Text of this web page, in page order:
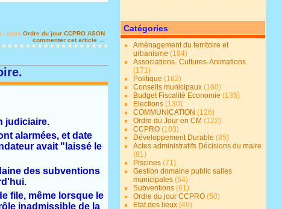
- dansOrdre du jour CCPRO ASON
commenter cet article
judiciaire.
alarmées, et date
avait "laissé le
des subventions
file, même lorsque le
inadmissible de la
Catégories
Aménagement du territoire et
urbanisme (184)
Associations- Cultures-Animations
(171)
Politique (162)
Conseils municipaux (160)
Budget Fiscalité Economie (135)
Elections (130)
COMMUNICATION (126)
Ordre du Jour en CM (122)
CCPRO (103)
Développement Durable (85)
Actes administratifs Décisions du maire
(81)
Piscines (71)
Gestion domaine public salles
municipales (64)
Subventions (61)
Ordre du jour CCPRO (50)
Etat des lieux (49)